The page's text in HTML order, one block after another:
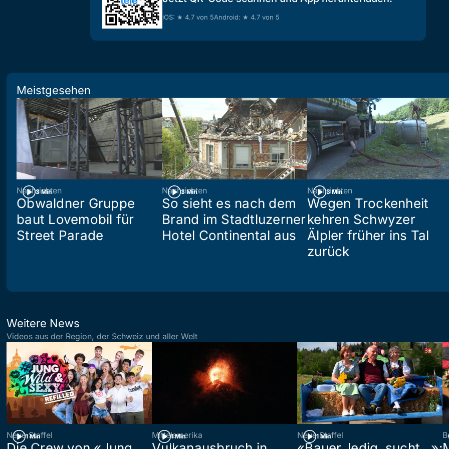
iOS: ★ 4.7 von 5Android: ★ 4.7 von 5
Meistgesehen
3 Min
Nachrichten
Obwaldner Gruppe
baut Lovemobil für
Street Parade
3 Min
Nachrichten
So sieht es nach dem
Brand im Stadtluzerner
Hotel Continental aus
3 Min
Nachrichten
Wegen Trockenheit
kehren Schwyzer
Älpler früher ins Tal
zurück
Weitere News
Videos aus der Region, der Schweiz und aller Welt
1 Min
Neue Staffel 1 Min
Mittelamerika 1 Min
Neue Staffel